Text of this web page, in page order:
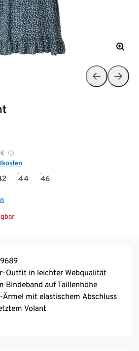
€
44 46
Outfit in leichter Webqualität
Bindeband auf Taillenhöhe
mit elastischem Abschluss
Volant